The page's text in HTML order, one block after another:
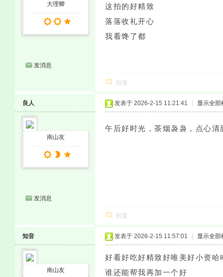
大理卿
发消息
这拍的好精致
落落收礼开心
我看馋了都
回复
良人
南山友
发消息
发表于 2026-2-15 11:21:41 显示全部
午后好时光，茶烟袅袅，点心清
回复
知音
南山友
发表于 2026-2-15 11:57:01 显示全部
好看好吃好精致好唯美好小资哈
谁还能帮我再加一个好